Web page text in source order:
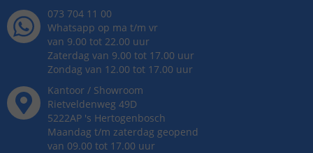
073 704 11 00
Whatsapp op ma t/m vr
van 9.00 tot 22.00 uur
Zaterdag van 9.00 tot 17.00 uur
Zondag van 12.00 tot 17.00 uur
Kantoor / Showroom
Rietveldenweg 49D
5222AP 's Hertogenbosch
Maandag t/m zaterdag geopend
van 09.00 tot 17.00 uur